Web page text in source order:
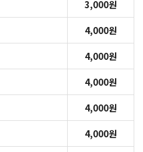
3,000원
4,000원
4,000원
4,000원
4,000원
4,000원